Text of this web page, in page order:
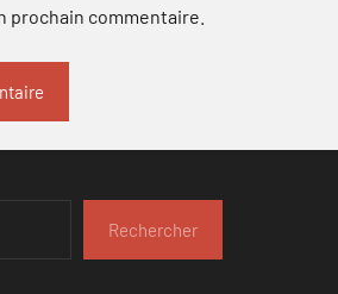
prochain commentaire.
Rechercher